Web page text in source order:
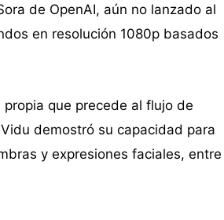
de OpenAI, aún no lanzado al
en resolución 1080p basados
que precede al flujo de
demostró su capacidad para
y expresiones faciales, entre